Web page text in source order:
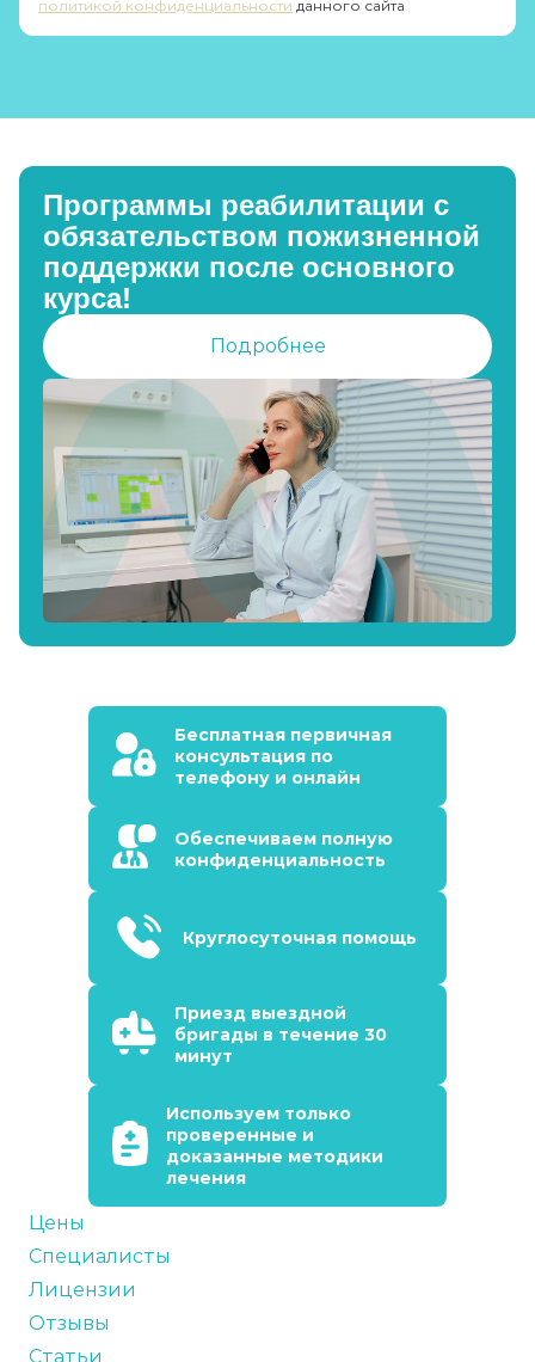
политикой конфиденциальности данного сайта
Программы реабилитации с
обязательством пожизненной
поддержки после основного
курса!
Подробнее
Бесплатная первичная
консультация по
телефону и онлайн
Обеспечиваем полную
конфиденциальность
Круглосуточная помощь
Приезд выездной
бригады в течение 30
минут
Используем только
проверенные и
доказанные методики
лечения
Цены
Специалисты
Лицензии
Отзывы
Статьи